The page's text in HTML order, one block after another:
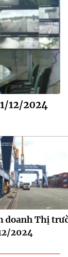
12/2024
doanh Thị
2024